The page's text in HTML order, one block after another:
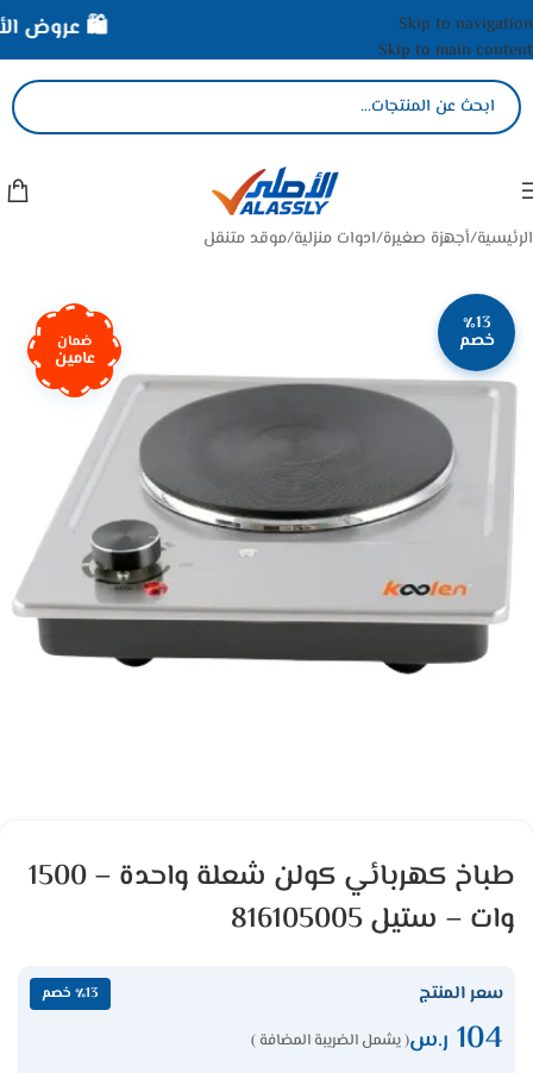
Skip to navigation
Skip to main content
الرئيسية/أجهزة صغيرة/ادوات منزلية/موقد متنقل
٪13
خصم ضمان
عامين
طباخ كهربائي كولن شعلة واحدة – 1500
وات – ستيل 816105005
سعر المنتج ٪13 خصم
104 ر.س( يشمل الضريبة المضافة )
🛍️ عروض